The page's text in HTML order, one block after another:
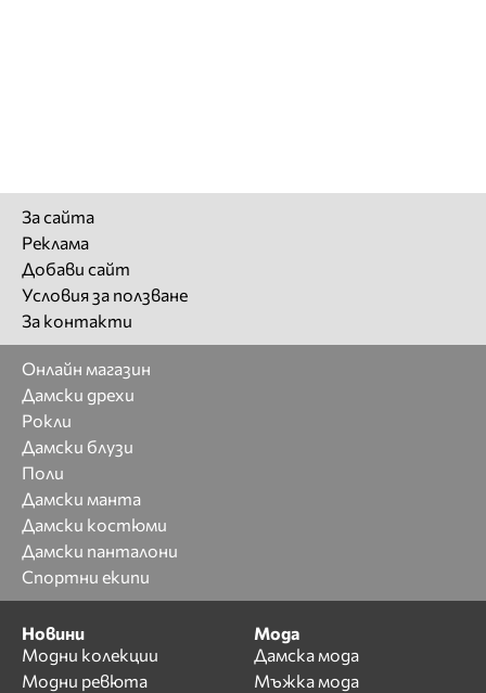
За сайта
Реклама
Добави сайт
Условия за ползване
За контакти
Онлайн магазин
Дамски дрехи
Рокли
Дамски блузи
Поли
Дамски манта
Дамски костюми
Дамски панталони
Спортни екипи
Новини
Модни колекции
Модни ревюта
Мода
Дамска мода
Мъжка мода